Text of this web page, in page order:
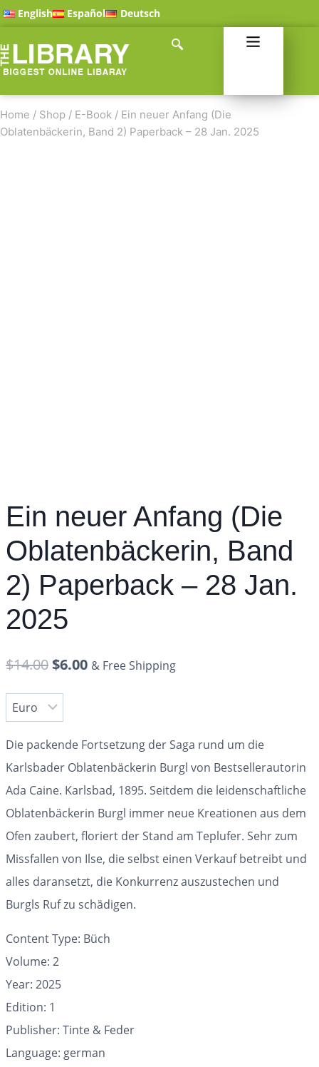
English Español Deutsch
Home / Shop / E-Book / Ein neuer Anfang (Die
Oblatenbäckerin, Band 2) Paperback – 28 Jan. 2025
Ein neuer Anfang (Die
Oblatenbäckerin, Band
2) Paperback – 28 Jan.
2025
$14.00 $6.00 & Free Shipping
Die packende Fortsetzung der Saga rund um die
Karlsbader Oblatenbäckerin Burgl von Bestsellerautorin
Ada Caine. Karlsbad, 1895. Seitdem die leidenschaftliche
Oblatenbäckerin Burgl immer neue Kreationen aus dem
Ofen zaubert, floriert der Stand am Teplufer. Sehr zum
Missfallen von Ilse, die selbst einen Verkauf betreibt und
alles daransetzt, die Konkurrenz auszustechen und
Burgls Ruf zu schädigen.
Content Type: Büch
Volume: 2
Year: 2025
Edition: 1
Publisher: Tinte & Feder
Language: german